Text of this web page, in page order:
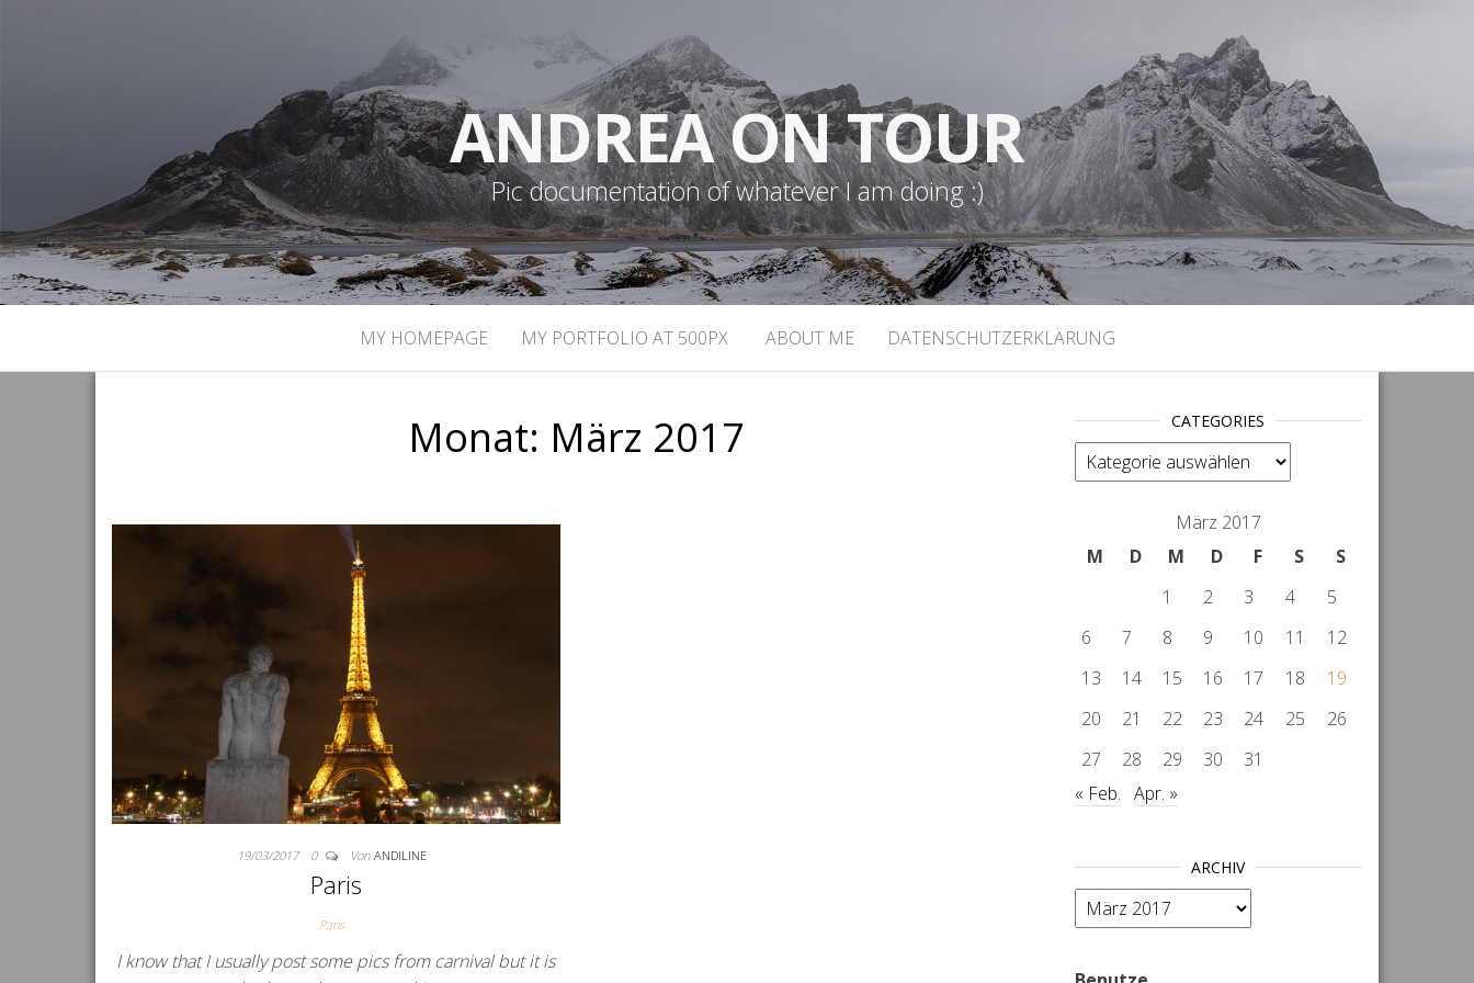
ANDREA ON TOUR
Pic documentation of whatever I am doing :)
MY HOMEPAGE MY PORTFOLIO AT 500PX ABOUT ME DATENSCHUTZERKLÄRUNG
Monat: März 2017
19/03/2017 0 Von ANDILINE
Paris
Paris
I know that I usually post some pics from carnival but it is
CATEGORIES
categories
März 2017
M
D M D F S
S
1
2 3 4
5
6
7 8 9 10 11
12
13
14 15 16 17 18
19
20
21 22 23 24 25
26
27
28 29 30
31
« Feb. Apr. »
ARCHIV
Archiv